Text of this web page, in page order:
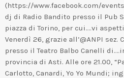
(https://www.facebook.com/
dj di Radio Bandito presso il Pub
piazza di Torino, per cui….vi
Venerdì 26, grazie all’@ANPI
presso il Teatro Balbo Canelli
provincia di Asti. Alle ore 21.00,
Carlotto, Canardi, Yo Yo Mundi;